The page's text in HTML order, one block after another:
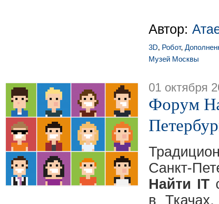
Автор:
3D, Робот,
Музей Москвы
01 октября
Форум
Санкт-
Найти IT
в